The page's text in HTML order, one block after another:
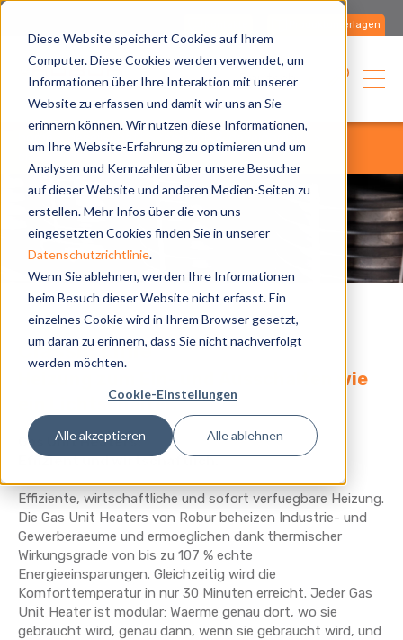
Diese Website speichert Cookies auf Ihrem
Computer. Diese Cookies werden verwendet, um
Informationen über Ihre Interaktion mit unserer
Website zu erfassen und damit wir uns an Sie
erinnern können. Wir nutzen diese Informationen,
um Ihre Website-Erfahrung zu optimieren und um
Analysen und Kennzahlen über unsere Besucher
auf dieser Website und anderen Medien-Seiten zu
erstellen. Mehr Infos über die von uns
eingesetzten Cookies finden Sie in unserer
Datenschutzrichtlinie.
Wenn Sie ablehnen, werden Ihre Informationen
beim Besuch dieser Website nicht erfasst. Ein
einzelnes Cookie wird in Ihrem Browser gesetzt,
um daran zu erinnern, dass Sie nicht nachverfolgt
werden möchten.
Cookie-Einstellungen
Alle akzeptieren Alle ablehnen
Produktunterlagen
Deutsch
classic linie
Classic Linie
Heizung zum Ein- und Ausschalten wie
ein Lichtschalter.
Gas Unit Heaters.
Effizient und wirtschaftlich.
Effiziente, wirtschaftliche und sofort verfuegbare Heizung.
Die Gas Unit Heaters von Robur beheizen Industrie- und
Gewerberaeume und ermoeglichen dank thermischer
Wirkungsgrade von bis zu 107 % echte
Energieeinsparungen. Gleichzeitig wird die
Komforttemperatur in nur 30 Minuten erreicht. Jeder Gas
Unit Heater ist modular: Waerme genau dort, wo sie
gebraucht wird, genau dann, wenn sie gebraucht wird, und